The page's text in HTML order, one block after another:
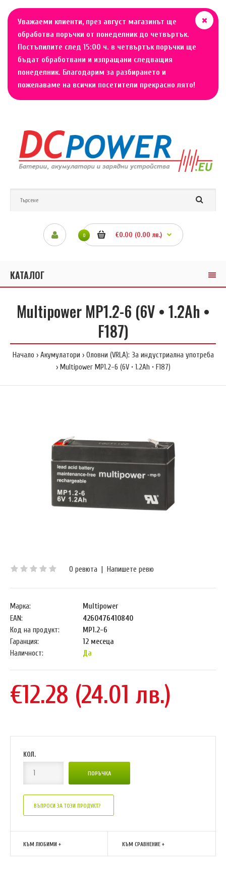
Уважаеми клиенти, през август магазинът ще
обработва поръчки от понеделник до четвъртък.
Постъпилите след 15:00 ч. в четвъртък поръчки ще
бъдат обработвани и изпращани следващия
понеделник. Благодарим за разбирането и
пожелаваме на всички посетители прекрасно лято!
0 €0.00 (0.00 лв.)
КАТАЛОГ
Multipower MP1.2-6 (6V • 1.2Ah •
F187)
Начало Акумулатори
Оловни (VRLA): За индустриална употреба
Multipower MP1.2-6 (6V • 1.2Ah • F187)
0 ревюта Напишете ревю
Марка:
Multipower
EAN:
4260476410840
Код на продукт:
MP1.2-6
Гаранция:
12 месеца
Наличност:
Да
€12.28 (24.01 лв.)
КОЛ.
ВЪПРОСИ ЗА ТОЗИ ПРОДУКТ?
КЪМ ЛЮБИМИ + КЪМ СРАВНЕНИЕ +